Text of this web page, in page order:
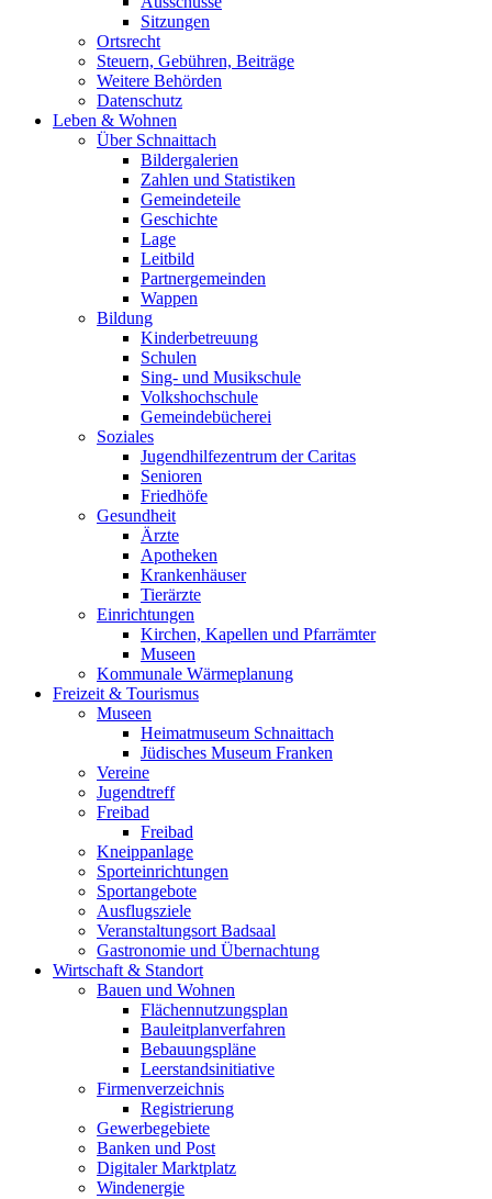
Sitzungen
Ortsrecht
Steuern, Gebühren, Beiträge
Weitere Behörden
Datenschutz
Leben & Wohnen
Über Schnaittach
Bildergalerien
Zahlen und Statistiken
Gemeindeteile
Geschichte
Lage
Leitbild
Partnergemeinden
Wappen
Bildung
Kinderbetreuung
Schulen
Sing- und Musikschule
Volkshochschule
Gemeindebücherei
Soziales
Jugendhilfezentrum der Caritas
Senioren
Friedhöfe
Gesundheit
Ärzte
Apotheken
Krankenhäuser
Tierärzte
Einrichtungen
Kirchen, Kapellen und Pfarrämter
Museen
Kommunale Wärmeplanung
Freizeit & Tourismus
Museen
Heimatmuseum Schnaittach
Jüdisches Museum Franken
Vereine
Jugendtreff
Freibad
Freibad
Kneippanlage
Sporteinrichtungen
Sportangebote
Ausflugsziele
Veranstaltungsort Badsaal
Gastronomie und Übernachtung
Wirtschaft & Standort
Bauen und Wohnen
Flächennutzungsplan
Bauleitplanverfahren
Bebauungspläne
Leerstandsinitiative
Firmenverzeichnis
Registrierung
Gewerbegebiete
Banken und Post
Digitaler Marktplatz
Windenergie